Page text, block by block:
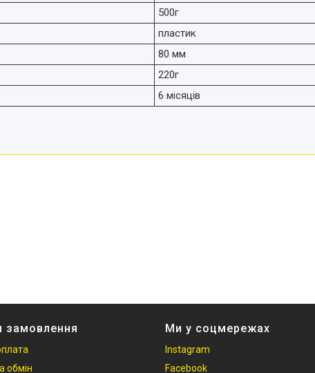
500г
пластик
80 мм
220г
6 місяців
замовлення
обмін
Ми у соцмережах
Instagram
Facebook